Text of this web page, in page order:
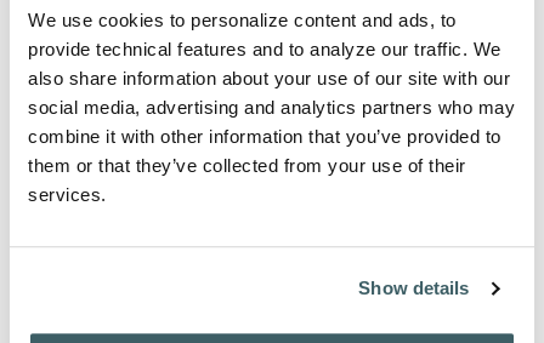
We use cookies to personalize content and ads, to
provide technical features and to analyze our traffic. We
also share information about your use of our site with our
social media, advertising and analytics partners who may
combine it with other information that you’ve provided to
them or that they’ve collected from your use of their
services.
Show details
Luogo di pubblicazione: Quaracchi
Data di pubblicazione:1957 Pagine:46*-652.
ISBN 978-88-7013-048-5 Prezzo: € 93,00
Hales Glossa … III. In librum
tertium. Riproduzione anastatica
1979.